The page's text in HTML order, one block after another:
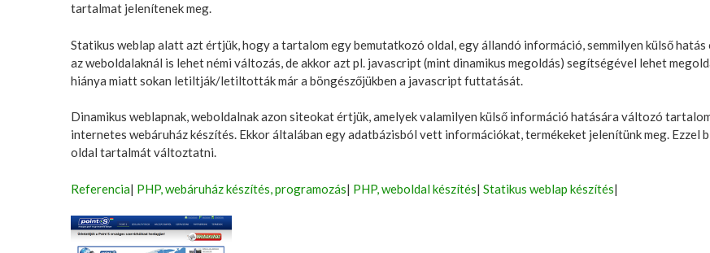
tartalmat jelenítenek meg.
Statikus weblap alatt azt értjük, hogy a tartalom egy bemutatkozó oldal, egy állandó információ, semmilyen külső hatás
az weboldalaknál is lehet némi változás, de akkor azt pl. javascript (mint dinamikus megoldás) segítségével lehet
hiánya miatt sokan letiltják/letiltották már a böngészőjükben a javascript futtatását.
Dinamikus weblapnak, weboldalnak azon siteokat értjük, amelyek valamilyen külső információ hatására változó
internetes webáruház készítés. Ekkor általában egy adatbázisból vett információkat, termékeket jelenítünk meg. Ezzel
oldal tartalmát változtatni.
Referencia| PHP, webáruház készítés, programozás| PHP, weboldal készítés| Statikus weblap készítés|